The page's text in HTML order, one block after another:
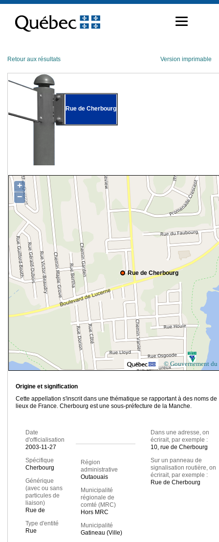
contenu
Retour aux résultats Version imprimable
Rue de Cherbourg
Rue de Cherbourg
+
−
© Gouvernement du
Origine et signification
Cette appellation s'inscrit dans une thématique se rapportant à des noms de
lieux de France. Cherbourg est une sous-préfecture de la Manche.
Date
d'officialisation
2003-11-27
Spécifique
Cherbourg
Générique
(avec ou sans
particules de
liaison)
Rue de
Type d'entité
Rue
Région
administrative
Outaouais
Municipalité
régionale de
comté (MRC)
Hors MRC
Municipalité
Gatineau (Ville)
Dans une adresse, on
écrirait, par exemple :
10, rue de Cherbourg
Sur un panneau de
signalisation routière, on
écrirait, par exemple :
Rue de Cherbourg